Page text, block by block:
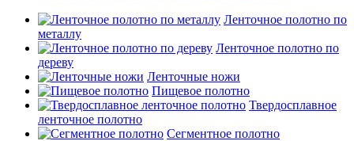
Ленточное полотно по
металлу
Ленточное полотно по
дереву
Ленточные ножи
Пищевое полотно
Твердосплавное
ленточное полотно
Сегментное полотно